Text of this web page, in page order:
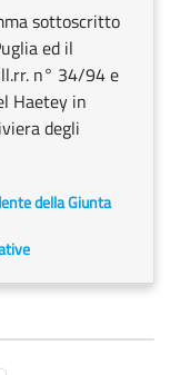
sottoscritto
ed il
n° 34/94 e
Haetey in
degli
della Giunta